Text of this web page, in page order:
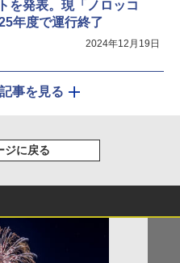
を発表。現「ノロッコ
年度で運行終了
2024年12月19日
事を見る
ジに戻る